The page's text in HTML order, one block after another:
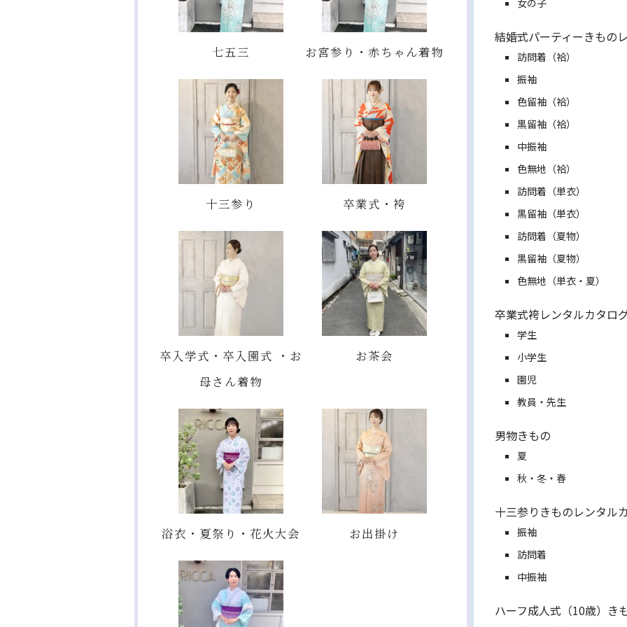
七五三 お宮参り・赤ちゃん着物
十三参り 卒業式・袴
卒入学式・卒入園式 ・お
母さん着物
お茶会
浴衣・夏祭り・花火大会 お出掛け
結婚式パーティーきもの
訪問着（袷）
振袖
色留袖（袷）
黒留袖（袷）
中振袖
色無地（袷）
訪問着（単衣）
黒留袖（単衣）
訪問着（夏物）
黒留袖（夏物）
色無地（単衣・夏）
卒業式袴レンタルカタロ
学生
小学生
園児
教員・先生
男物きもの
夏
秋・冬・春
十三参りきものレンタル
振袖
訪問着
中振袖
ハーフ成人式（10歳）き